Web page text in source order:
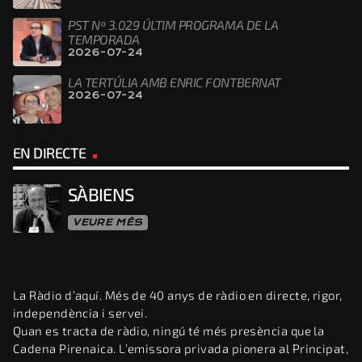
PST Nº 3.029 ÚLTIM PROGRAMA DE LA
TEMPORADA
2026-07-24
LA TERTÚLIA AMB ENRIC FONTBERNAT
2026-07-24
EN DIRECTE
SÀBIENS
VEURE MÉS
La Ràdio d’aquí. Més de 40 anys de ràdio en directe, rigor,
independència i servei.
Quan es tracta de ràdio, ningú té més presència que la
Cadena Pirenaica. L’emissora privada pionera al Principat,